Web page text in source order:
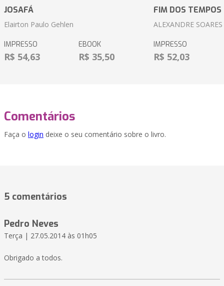
JOSAFÁ
Elairton Paulo Gehlen
IMPRESSO
R$ 54,63
EBOOK
R$ 35,50
FIM DOS TEMPOS
ALEXANDRE SOARES
IMPRESSO
R$ 52,03
Comentários
Faça o login deixe o seu comentário sobre o livro.
5 comentários
Pedro Neves
Terça | 27.05.2014 às 01h05
Obrigado a todos.